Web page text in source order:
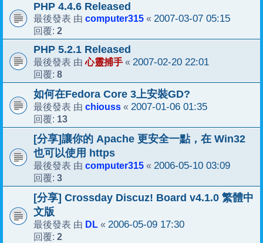
PHP 4.4.6 Released
最後發表 由 computer315 « 2007-03-07 05:15
回覆: 2
PHP 5.2.1 Released
最後發表 由心靈捕手 « 2007-02-20 22:01
回覆: 8
如何在Fedora Core 3上安裝GD?
最後發表 由 chiouss « 2007-01-06 01:35
回覆: 13
[分享]讓你的 Apache 更安全一點，在 Win32
也可以使用 https
最後發表 由 computer315 « 2006-05-10 03:09
回覆: 3
[分享] Crossday Discuz! Board v4.1.0 繁體中
文版
最後發表 由 DL « 2006-05-09 17:30
回覆: 2